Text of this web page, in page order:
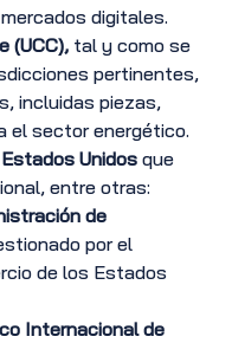
digitales.
(UCC), tal y como se
pertinentes,
incluidas piezas,
el sector energético.
Unidos que
entre otras:
de
por el
de los Estados
Internacional de